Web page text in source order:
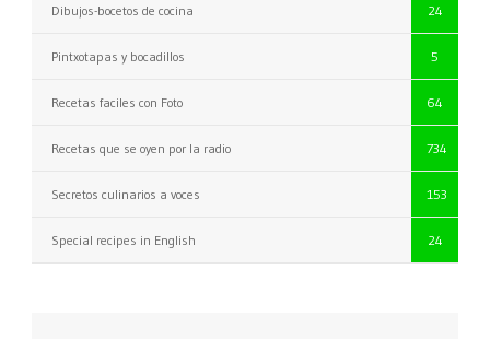
Dibujos-bocetos de cocina 24
Pintxotapas y bocadillos 5
Recetas faciles con Foto 64
Recetas que se oyen por la radio 734
Secretos culinarios a voces 153
Special recipes in English 24